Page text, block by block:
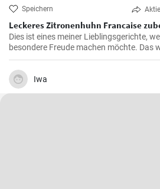
Speichern Aktie
Leckeres Zitronenhuhn Francaise
Dies ist eines meiner Lieblingsgerichte,
besondere Freude machen möchte. Das
Hähnchen, mariniert in cremigem
zitronigen Sauce, ist immer wieder
wenn Sie dieses schmackhafte Chicken
haben, werden Sie es in Ihre Liste der
Iwa